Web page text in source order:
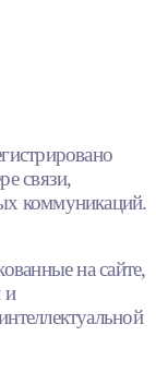
связи,
коммуникаций.
на сайте,
и